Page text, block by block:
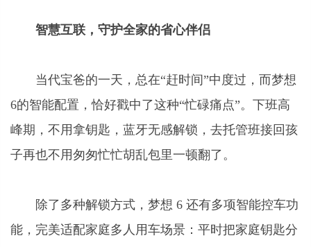
智慧互联，守护全家的省心伴侣
当代宝爸的一天，总在“赶时间”中度过，而梦想
6的智能配置，恰好戳中了这种“忙碌痛点”。下班高
峰期，不用拿钥匙，蓝牙无感解锁，去托管班接回孩
子再也不用匆匆忙忙胡乱包里一顿翻了。
除了多种解锁方式，梦想 6 还有多项智能控车功
能，完美适配家庭多人用车场景：平时把家庭钥匙分